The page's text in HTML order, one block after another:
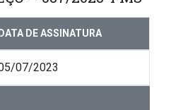
DATA DE ASSINATURA
07/2023